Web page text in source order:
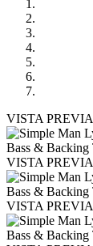
VISTA PREVIA
VISTA PREVIA
VISTA PREVIA